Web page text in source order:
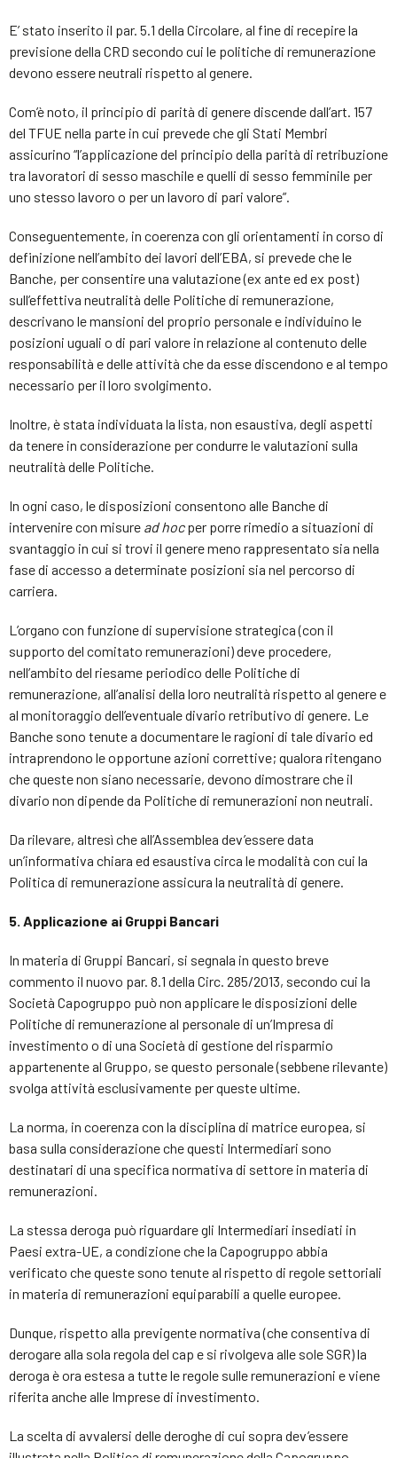
E’ stato inserito il par. 5.1 della Circolare, al fine di recepire la
previsione della CRD secondo cui le politiche di remunerazione
devono essere neutrali rispetto al genere.
Com’è noto, il principio di parità di genere discende dall’art. 157
del TFUE nella parte in cui prevede che gli Stati Membri
assicurino “l’applicazione del principio della parità di retribuzione
tra lavoratori di sesso maschile e quelli di sesso femminile per
uno stesso lavoro o per un lavoro di pari valore”.
Conseguentemente, in coerenza con gli orientamenti in corso di
definizione nell’ambito dei lavori dell’EBA, si prevede che le
Banche, per consentire una valutazione (ex ante ed ex post)
sull’effettiva neutralità delle Politiche di remunerazione,
descrivano le mansioni del proprio personale e individuino le
posizioni uguali o di pari valore in relazione al contenuto delle
responsabilità e delle attività che da esse discendono e al tempo
necessario per il loro svolgimento.
Inoltre, è stata individuata la lista, non esaustiva, degli aspetti
da tenere in considerazione per condurre le valutazioni sulla
neutralità delle Politiche.
In ogni caso, le disposizioni consentono alle Banche di
intervenire con misure ad hocper porre rimedio a situazioni di
svantaggio in cui si trovi il genere meno rappresentato sia nella
fase di accesso a determinate posizioni sia nel percorso di
carriera.
L’organo con funzione di supervisione strategica (con il
supporto del comitato remunerazioni) deve procedere,
nell’ambito del riesame periodico delle Politiche di
remunerazione, all’analisi della loro neutralità rispetto al genere e
al monitoraggio dell’eventuale divario retributivo di genere. Le
Banche sono tenute a documentare le ragioni di tale divario ed
intraprendono le opportune azioni correttive; qualora ritengano
che queste non siano necessarie, devono dimostrare che il
divario non dipende da Politiche di remunerazioni non neutrali.
Da rilevare, altresì che all’Assemblea dev’essere data
un’informativa chiara ed esaustiva circa le modalità con cui la
Politica di remunerazione assicura la neutralità di genere.
5. Applicazione ai Gruppi Bancari
In materia di Gruppi Bancari, si segnala in questo breve
commento il nuovo par. 8.1 della Circ. 285/2013, secondo cui la
Società Capogruppo può non applicare le disposizioni delle
Politiche di remunerazione al personale di un’Impresa di
investimento o di una Società di gestione del risparmio
appartenente al Gruppo, se questo personale (sebbene rilevante)
svolga attività esclusivamente per queste ultime.
La norma, in coerenza con la disciplina di matrice europea, si
basa sulla considerazione che questi Intermediari sono
destinatari di una specifica normativa di settore in materia di
remunerazioni.
La stessa deroga può riguardare gli Intermediari insediati in
Paesi extra-UE, a condizione che la Capogruppo abbia
verificato che queste sono tenute al rispetto di regole settoriali
in materia di remunerazioni equiparabili a quelle europee.
Dunque, rispetto alla previgente normativa (che consentiva di
derogare alla sola regola del cap e si rivolgeva alle sole SGR) la
deroga è ora estesa a tutte le regole sulle remunerazioni e viene
riferita anche alle Imprese di investimento.
La scelta di avvalersi delle deroghe di cui sopra dev’essere